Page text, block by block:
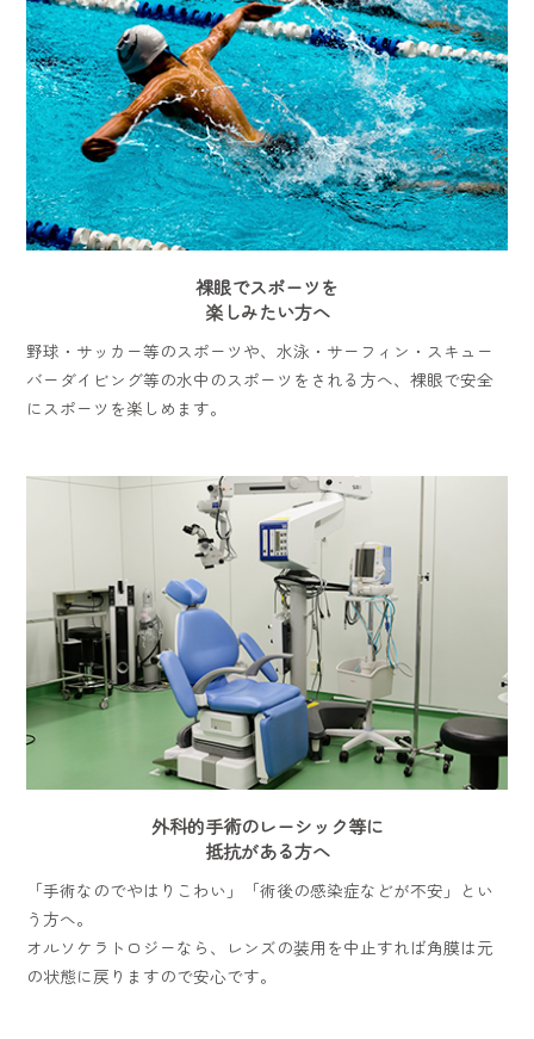
裸眼でスポーツを
楽しみたい方へ
野球・サッカー等のスポーツや、水泳・サーフィン・スキュー
バーダイビング等の水中のスポーツをされる方へ、裸眼で安全
にスポーツを楽しめます。
外科的手術のレーシック等に
抵抗がある方へ
「手術なのでやはりこわい」「術後の感染症などが不安」とい
う方へ。
オルソケラトロジーなら、レンズの装用を中止すれば角膜は元
の状態に戻りますので安心です。